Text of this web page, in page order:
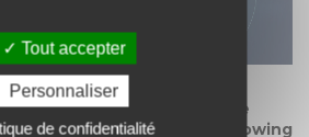
et
Ozurdex in the
management of the
macular edema following
Tout accepter
Personnaliser
de confidentialité